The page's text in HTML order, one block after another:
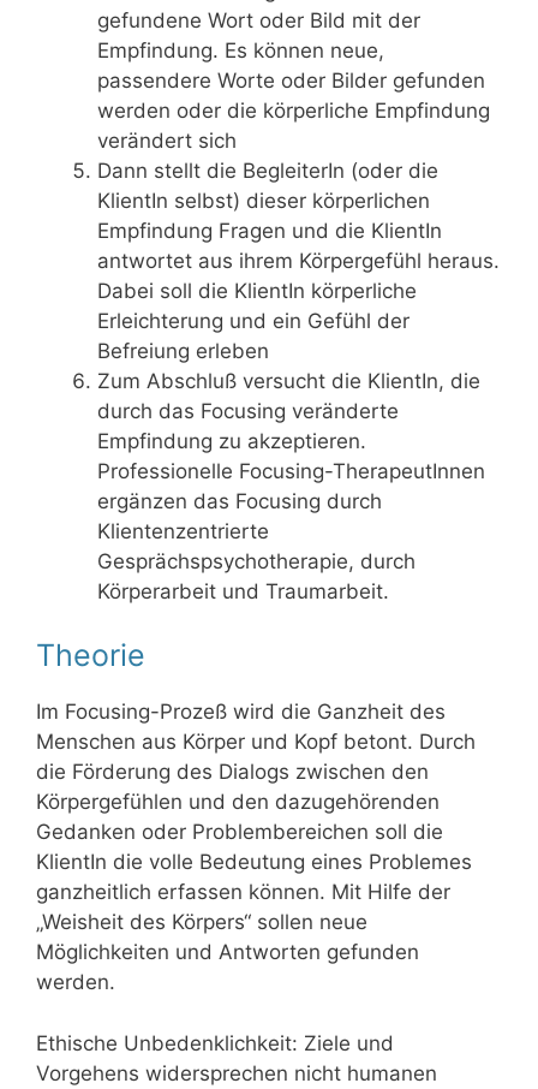
gefundene Wort oder Bild mit der
Empfindung. Es können neue,
passendere Worte oder Bilder gefunden
werden oder die körperliche Empfindung
verändert sich
Dann stellt die BegleiterIn (oder die
KlientIn selbst) dieser körperlichen
Empfindung Fragen und die KlientIn
antwortet aus ihrem Körpergefühl heraus.
Dabei soll die KlientIn körperliche
Erleichterung und ein Gefühl der
Befreiung erleben
Zum Abschluß versucht die KlientIn, die
durch das Focusing veränderte
Empfindung zu akzeptieren.
Professionelle Focusing-TherapeutInnen
ergänzen das Focusing durch
Klientenzentrierte
Gesprächspsychotherapie, durch
Körperarbeit und Traumarbeit.
Theorie
Im Focusing-Prozeß wird die Ganzheit des
Menschen aus Körper und Kopf betont. Durch
die Förderung des Dialogs zwischen den
Körpergefühlen und den dazugehörenden
Gedanken oder Problembereichen soll die
KlientIn die volle Bedeutung eines Problemes
ganzheitlich erfassen können. Mit Hilfe der
„Weisheit des Körpers“ sollen neue
Möglichkeiten und Antworten gefunden
werden.
Ethische Unbedenklichkeit: Ziele und
Vorgehens widersprechen nicht humanen